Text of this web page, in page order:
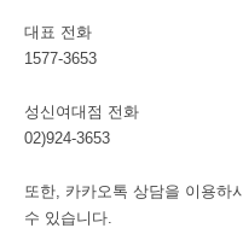
대표 전화
1577-3653
성신여대점 전화
02)924-3653
또한, 카카오톡 상담을 이용하
수 있습니다.